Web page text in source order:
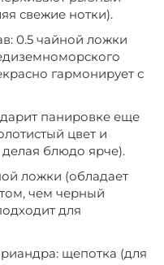
свежие нотки).
0.5 чайной ложки
гармонирует с
панировке еще
цвет и
блюдо ярче).
ложки (обладает
чем черный
для
щепотка (для